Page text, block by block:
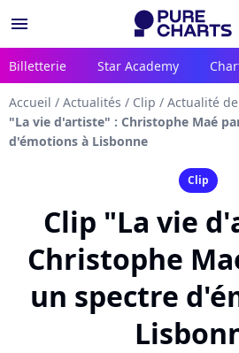
menu
Billetterie Star Academy
Accueil / Actualités / Clip / Actualité
"La vie d'artiste" : Christophe Maé
d'émotions à Lisbonne
Clip
Clip "La vie
Christophe
un spectre